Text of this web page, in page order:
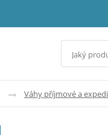
Váhy příjmové a